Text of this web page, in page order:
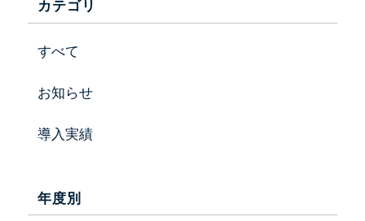
事業内容
カテゴリ
すべて
お知らせ
導入実績
年度別